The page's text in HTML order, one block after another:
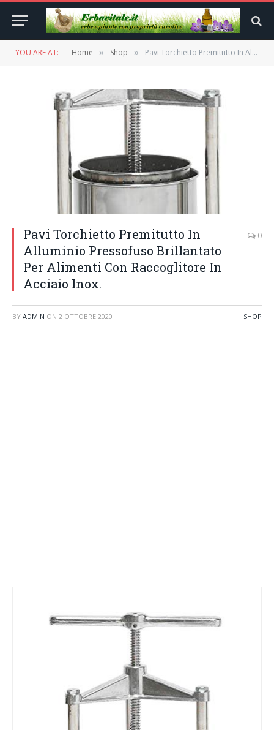
YOU ARE AT: Home » Shop » Pavi Torchietto Premitutto In Alluminio Pressofuso Brillantato Per Alimenti Con Raccoglitore In Acciaio Inox.
Pavi Torchietto Premitutto In
Alluminio Pressofuso Brillantato
Per Alimenti Con Raccoglitore In
Acciaio Inox.
0
BY ADMIN ON 2 OTTOBRE 2020 SHOP